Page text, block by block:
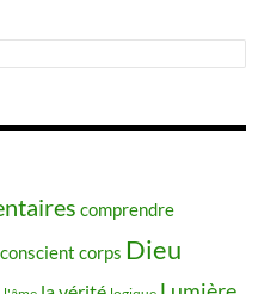
comprendre
conscient corps Dieu